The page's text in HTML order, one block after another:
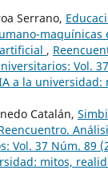
Serrano,
maquínicas
,
Vol.
a la universidad:
Catalán,
Vol. 37 Núm. 89
mitos,